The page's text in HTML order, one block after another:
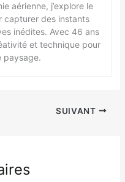
aérienne, j’explore le
capturer des instants
inédites. Avec 46 ans
et technique pour
paysage.
SUIVANT